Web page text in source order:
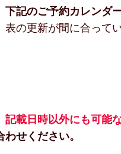
記のご予約カレンダ
表の更新が間に合って
載日時以外にも可能
せください。